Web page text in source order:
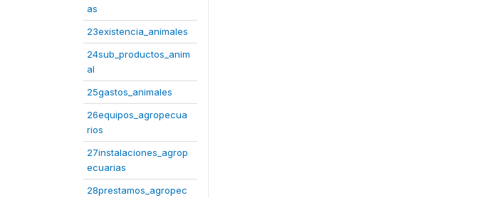
as
23existencia_animales
24sub_productos_anim
al
25gastos_animales
26equipos_agropecua
rios
27instalaciones_agrop
ecuarias
28prestamos_agropec